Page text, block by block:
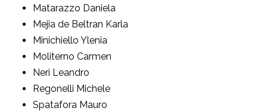
Matarazzo Daniela
Mejia de Beltran Karla
Minichiello Ylenia
Moliterno Carmen
Neri Leandro
Regonelli Michele
Spatafora Mauro